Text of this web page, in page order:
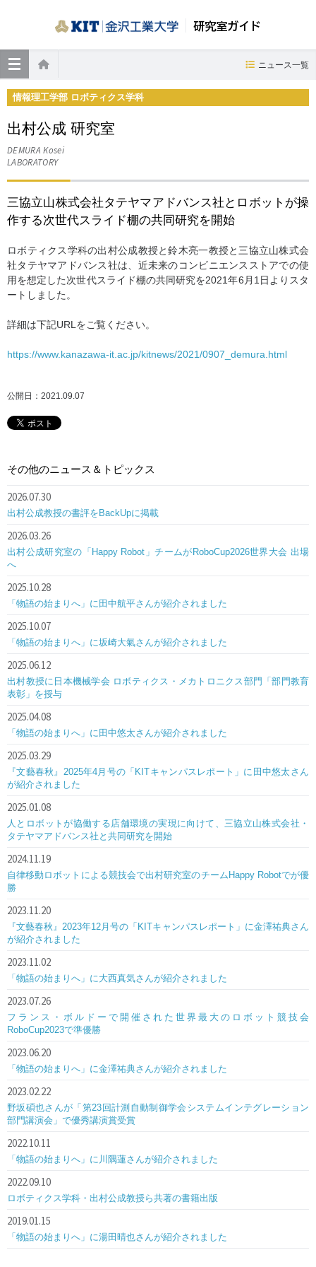
研究室ガイド
ホーム
ニュース一覧
情報理工学部 ロボティクス学科
出村公成 研究室
DEMURA Kosei
LABORATORY
三協立山株式会社タテヤマアドバンス社とロボットが操
作する次世代スライド棚の共同研究を開始
ロボティクス学科の出村公成教授と鈴木亮一教授と三協立山株式会
社タテヤマアドバンス社は、近未来のコンビニエンスストアでの使
用を想定した次世代スライド棚の共同研究を2021年6月1日よりスタ
ートしました。
詳細は下記URLをご覧ください。
https://www.kanazawa-it.ac.jp/kitnews/2021/0907_demura.html
公開日：2021.09.07
その他のニュース＆トピックス
2026.07.30
出村公成教授の書評をBackUpに掲載
2026.03.26
出村公成研究室の「Happy Robot」チームがRoboCup2026世界大会 出場
へ
2025.10.28
「物語の始まりへ」に田中航平さんが紹介されました
2025.10.07
「物語の始まりへ」に坂崎大氣さんが紹介されました
2025.06.12
出村教授に日本機械学会 ロボティクス・メカトロニクス部門「部門教育
表彰」を授与
2025.04.08
「物語の始まりへ」に田中悠太さんが紹介されました
2025.03.29
『文藝春秋』2025年4月号の「KITキャンパスレポート」に田中悠太さん
が紹介されました
2025.01.08
人とロボットが協働する店舗環境の実現に向けて、三協立山株式会社・
タテヤマアドバンス社と共同研究を開始
2024.11.19
自律移動ロボットによる競技会で出村研究室のチームHappy Robotでが優
勝
2023.11.20
『文藝春秋』2023年12月号の「KITキャンパスレポート」に金澤祐典さん
が紹介されました
2023.11.02
「物語の始まりへ」に大西真気さんが紹介されました
2023.07.26
フランス・ボルドーで開催された世界最大のロボット競技会
RoboCup2023で準優勝
2023.06.20
「物語の始まりへ」に金澤祐典さんが紹介されました
2023.02.22
野坂碩也さんが「第23回計測自動制御学会システムインテグレーション
部門講演会」で優秀講演賞受賞
2022.10.11
「物語の始まりへ」に川隅蓮さんが紹介されました
2022.09.10
ロボティクス学科・出村公成教授ら共著の書籍出版
2019.01.15
「物語の始まりへ」に湯田晴也さんが紹介されました